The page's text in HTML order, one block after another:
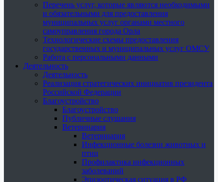
Перечень услуг, которые являются необходимыми
и обязательными для предоставления
муниципальных услуг органами местного
самоуправления города Орла
Технологические схемы предоставления
государственных и муниципальных услуг ОМСУ
Работа с персональными данными
Деятельность
Деятельность
Реализация стратегических инициатив президента
Российской Федерации
Благоустройство
Благоустройство
Публичные слушания
Ветеринария
Ветеринария
Инфекционные болезни животных и
птиц
Профилактика инфекционных
заболеваний
Эпизоотическая ситуация в РФ